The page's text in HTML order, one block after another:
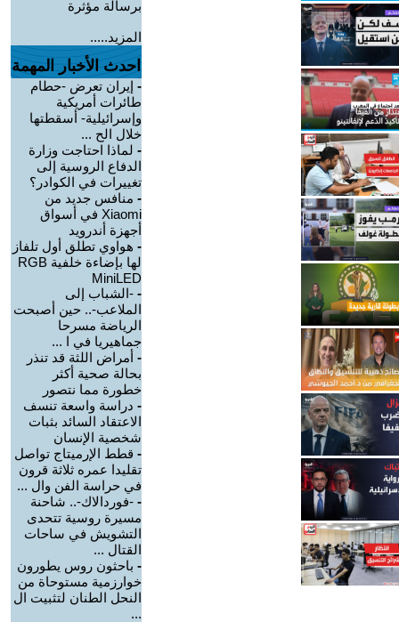
برسالة مؤثرة
المزيد.....
احدث الأخبار المهمة
- إيران تعرض -حطام
طائرات أمريكية
وإسرائيلية- أسقطتها
خلال الح ...
- لماذا احتاجت وزارة
الدفاع الروسية إلى
تغييرات في الكوادر؟
- منافس جديد من
Xiaomi في أسواق
أجهزة أندرويد
- هواوي تطلق أول تلفاز
لها بإضاءة خلفية RGB
MiniLED
- -الشباب إلى
الملاعب-.. حين أصبحت
الرياضة مسرحا
جماهيريا في ا ...
- أمراض اللثة قد تنذر
بحالة صحية أكثر
خطورة مما نتصور
- دراسة واسعة تنسف
الاعتقاد السائد بثبات
شخصية الإنسان
- قطط الإرميتاج تواصل
تقليدا عمره ثلاثة قرون
في حراسة الفن وال ...
- -فوردالاك-.. شاحنة
مسيرة روسية تتحدى
التشويش في ساحات
القتال ...
- باحثون روس يطورون
خوارزمية مستوحاة من
النحل الطنان لتثبيت ال
...